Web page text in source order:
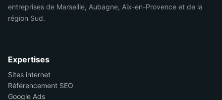
entreprises de Marseille, Aubagne, Aix-en-Provence et de la
région Sud.
Expertises
Sites internet
Référencement SEO
Google Ads